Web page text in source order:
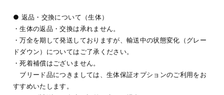
● 返品・交換について（生体）
・生体の返品・交換は承れません。
・万全を期して発送しておりますが、輸送中の状態変化（グレー
ドダウン）についてはご了承ください。
・死着補償はございません。
ブリード品につきましては、生体保証オプションのご利用をお
すすめいたします。